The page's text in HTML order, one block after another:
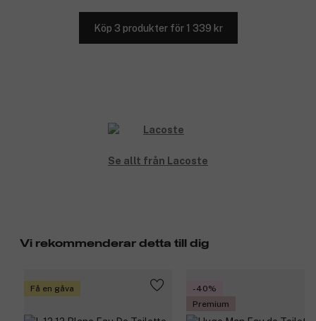
Köp 3 produkter för 1 339 kr
Se allt från Lacoste
Vi rekommenderar detta till dig
Få en gåva
-40%
Premium